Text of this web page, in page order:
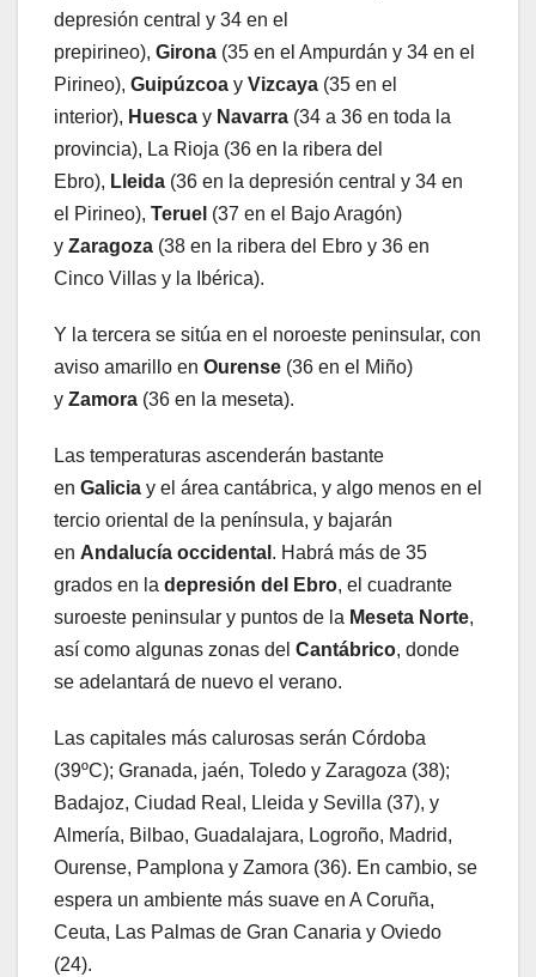
depresión central y 34 en el
prepirineo), Girona (35 en el Ampurdán y 34 en el
Pirineo), Guipúzcoa y Vizcaya (35 en el
interior), Huesca y Navarra (34 a 36 en toda la
provincia), La Rioja (36 en la ribera del
Ebro), Lleida (36 en la depresión central y 34 en
el Pirineo), Teruel (37 en el Bajo Aragón)
y Zaragoza (38 en la ribera del Ebro y 36 en
Cinco Villas y la Ibérica).
Y la tercera se sitúa en el noroeste peninsular, con
aviso amarillo en Ourense (36 en el Miño)
y Zamora (36 en la meseta).
Las temperaturas ascenderán bastante
en Galicia y el área cantábrica, y algo menos en el
tercio oriental de la península, y bajarán
en Andalucía occidental . Habrá más de 35
grados en la depresión del Ebro, el cuadrante
suroeste peninsular y puntos de la Meseta Norte,
así como algunas zonas del Cantábrico, donde
se adelantará de nuevo el verano.
Las capitales más calurosas serán Córdoba
(39ºC); Granada, jaén, Toledo y Zaragoza (38);
Badajoz, Ciudad Real, Lleida y Sevilla (37), y
Almería, Bilbao, Guadalajara, Logroño, Madrid,
Ourense, Pamplona y Zamora (36). En cambio, se
espera un ambiente más suave en A Coruña,
Ceuta, Las Palmas de Gran Canaria y Oviedo
(24).